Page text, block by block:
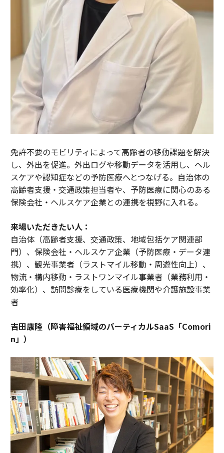
免許不要のモビリティによって高齢者の移動課題を解決
し、外出を促進。外出ログや移動データを活用し、ヘル
スケアや認知症などの予防医療へとつなげる。自治体の
高齢者支援・交通政策担当者や、予防医療に関心のある
保険会社・ヘルスケア企業との連携を視野に入れる。
来場いただきたい人：
自治体（高齢者支援、交通政策、地域包括ケア関連部
門）、保険会社・ヘルスケア企業（予防医療・データ連
携）、観光事業者（ラストマイル移動・周遊性向上）、
物流・構内移動・ラストワンマイル事業者（業務利用・
効率化）、訪問診療をしている医療機関や介護施設事業
者
吉田康隆（障害福祉領域のバーティカルSaaS「Comori
n」）